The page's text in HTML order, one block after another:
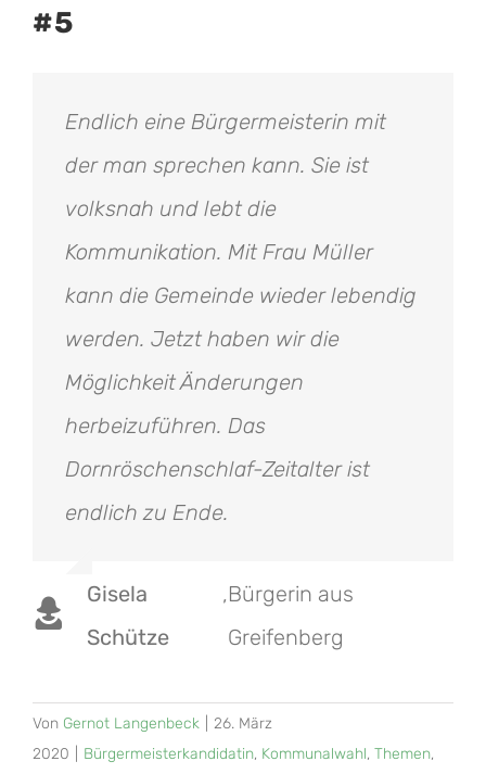
#5
Endlich eine Bürgermeisterin mit
der man sprechen kann. Sie ist
volksnah und lebt die
Kommunikation. Mit Frau Müller
kann die Gemeinde wieder lebendig
werden. Jetzt haben wir die
Möglichkeit Änderungen
herbeizuführen. Das
Dornröschenschlaf-Zeitalter ist
endlich zu Ende.
Gisela
Schütze
,Bürgerin aus
Greifenberg
Von Gernot Langenbeck
26. März
2020
Bürgermeisterkandidatin, Kommunalwahl, Themen,